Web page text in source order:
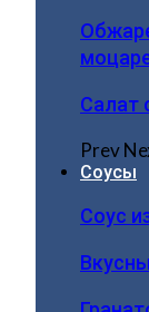
Салат
Prev
Соусы
Соус